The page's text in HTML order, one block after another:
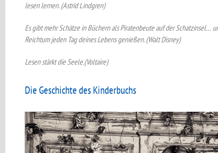
lesen lernen. (Astrid Lindgren)
Es gibt mehr Schätze in Büchern als Piratenbeute auf der Schatzinsel…
Reichtum jeden Tag deines Lebens genießen. (Walt Disney)
Lesen stärkt die Seele.(Voltaire)
Die Geschichte des Kinderbuchs